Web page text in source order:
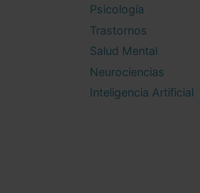
Psicología
Trastornos
Salud Mental
Neurociencias
Inteligencia Artificial